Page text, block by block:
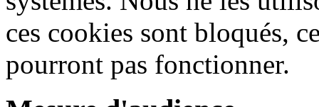
ces cookies sont bloqués,
pourront pas fonctionner.